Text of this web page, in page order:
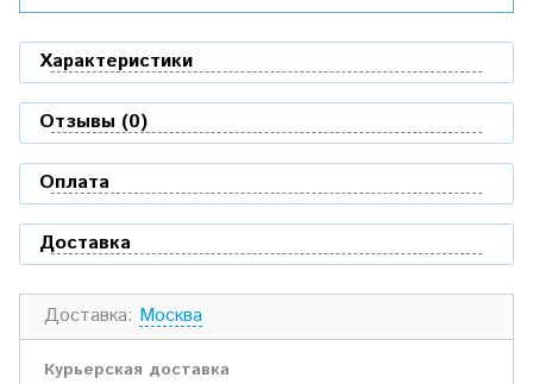
Характеристики
Отзывы (0)
Оплата
Доставка
Доставка: Москва
Курьерская доставка